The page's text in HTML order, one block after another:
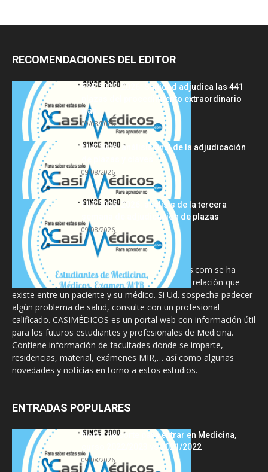
RECOMENDACIONES DEL EDITOR
FSE 2025-2026: Sanidad adjudica las 441
plazas del procedimiento extraordinario
tras...
09/08/2026
MIR 2026: análisis final de la adjudicación
de plazas y claves...
09/08/2026
MIR 2025-2026: análisis de la tercera
semana de adjudicación de plazas
09/08/2026
La información proporcionada en CasiMedicos.com se ha
diseñado para complementar, no substituir, la relación que
existe entre un paciente y su médico. Si Ud. sospecha padecer
algún problema de salud, consulte con un profesional
calificado. CASIMÉDICOS es un portal web con información útil
para los futuros estudiantes y profesionales de Medicina.
Contiene información de facultades donde se imparte,
residencias, material, exámenes MIR,… así como algunas
novedades y noticias en torno a estos estudios.
ENTRADAS POPULARES
Notas de corte para entrar en Medicina,
curso 2022/2023 vs 2021/2022
09/08/2026